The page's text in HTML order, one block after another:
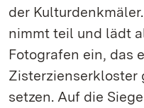
der
nimmt teil und lädt
Fotografen ein, das
Zisterzienserkloster
setzen. Auf die